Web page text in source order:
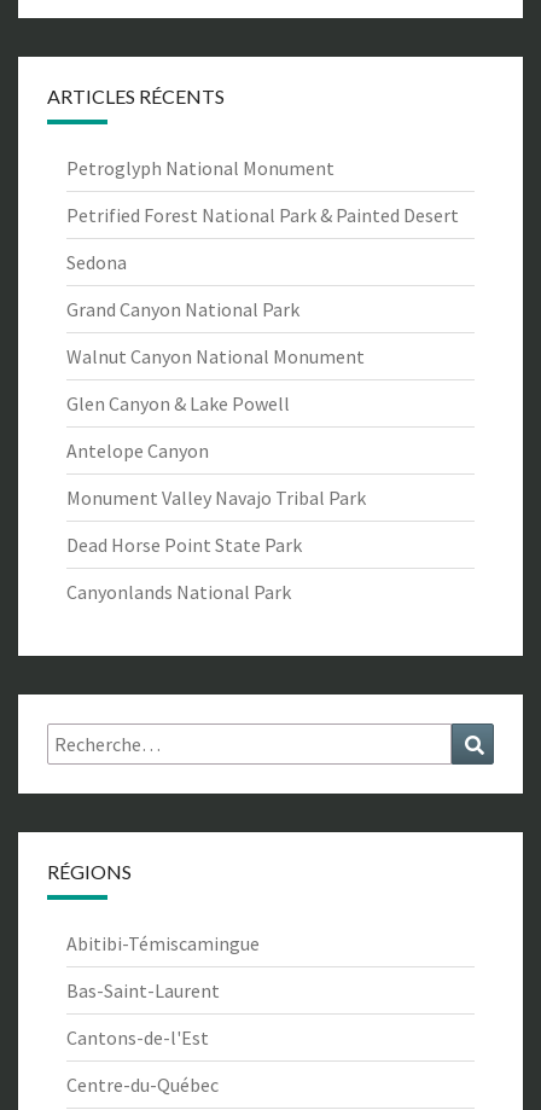
ARTICLES RÉCENTS
Petroglyph National Monument
Petrified Forest National Park & Painted Desert
Sedona
Grand Canyon National Park
Walnut Canyon National Monument
Glen Canyon & Lake Powell
Antelope Canyon
Monument Valley Navajo Tribal Park
Dead Horse Point State Park
Canyonlands National Park
Rechercher :
RÉGIONS
Abitibi-Témiscamingue
Bas-Saint-Laurent
Cantons-de-l'Est
Centre-du-Québec